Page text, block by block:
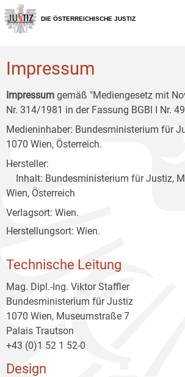
Zur
Hauptnavigation
[1]
Zum
Inhalt
[2]
Zum
Untermenü
[3]
DIE ÖSTERREICHISCHE JUSTIZ
Impressum
Impressum gemäß "Mediengesetz mit
Nr. 314/1981 in der Fassung BGBl I Nr.
Medieninhaber: Bundesministerium für
1070 Wien, Österreich.
Hersteller:
Inhalt: Bundesministerium für Justiz,
Wien, Österreich
Verlagsort: Wien.
Herstellungsort: Wien.
Technische Leitung
Mag. Dipl.-Ing. Viktor Staffler
Bundesministerium für Justiz
1070 Wien, Museumstraße 7
Palais Trautson
+43 (0)1 52 1 52-0
Design